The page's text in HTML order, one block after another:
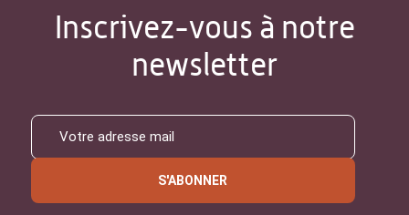
Inscrivez-vous à notre
newsletter
S'ABONNER